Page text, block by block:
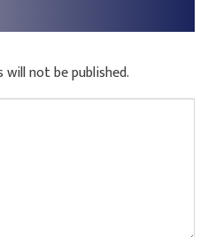
will not be published.